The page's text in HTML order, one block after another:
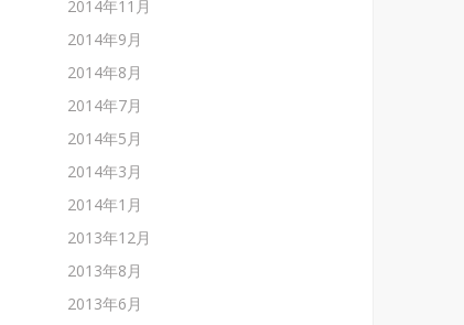
2014年11月
2014年9月
2014年8月
2014年7月
2014年5月
2014年3月
2014年1月
2013年12月
2013年8月
2013年6月